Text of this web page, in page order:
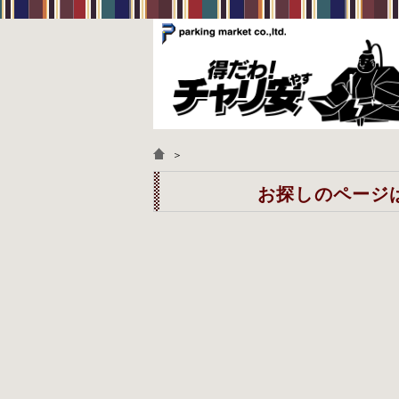
＞
お探しのペー